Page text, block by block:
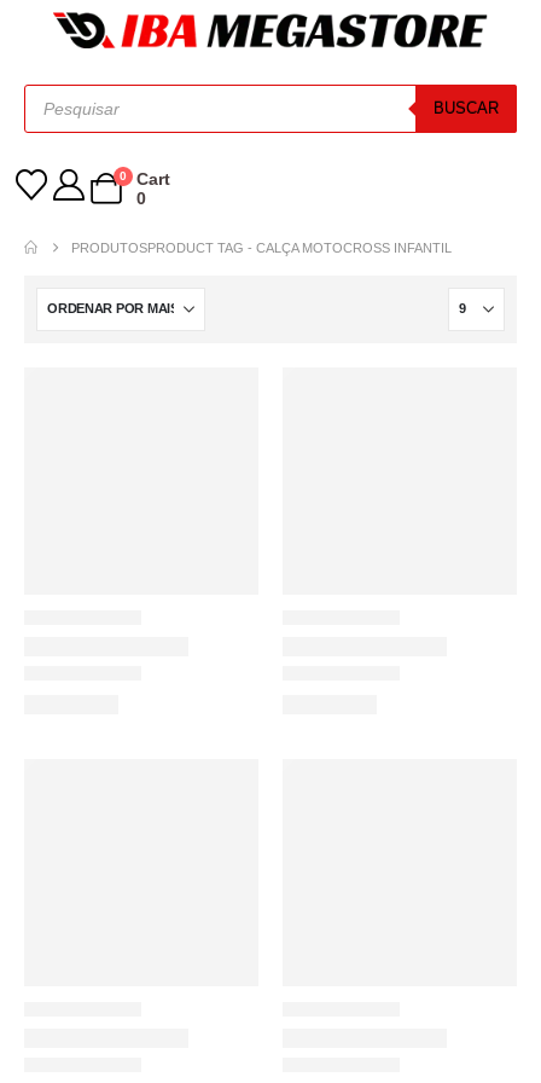
BUSCAR
0
Cart
0
PRODUTOSPRODUCT TAG -CALÇA MOTOCROSS INFANTIL